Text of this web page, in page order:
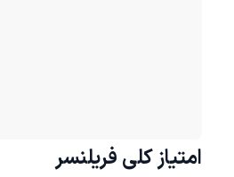
امتیاز کلی فریلنسر